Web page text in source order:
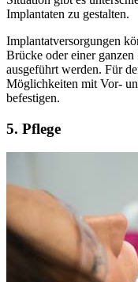
Implantaten zu gestalten.
Implantatversorgungen
Brücke oder einer
ausgeführt werden. Für
Möglichkeiten mit Vor-
befestigen.
5. Pflege